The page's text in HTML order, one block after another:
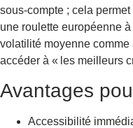
sous‑compte ; cela
une roulette européenne
volatilité moyenne comme
accéder à « les meilleurs
Avantages
Accessibilité